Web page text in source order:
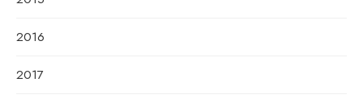
2016
2017